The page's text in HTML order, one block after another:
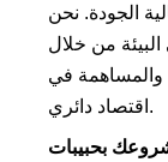
الجودة. نحن
من خلال
والمساهمة في
اقتصاد دائري.
بحبيبات